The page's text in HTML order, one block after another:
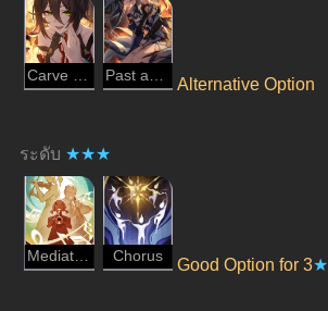
Alternative Option
ระดับ ★★★
Mediation Chorus
Good Option for 3★